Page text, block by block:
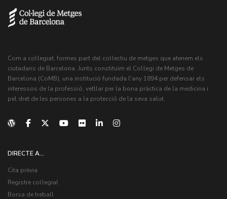
Com a col·legiat, formes part del col·lectiu de metges que atenem els
ciutadans de Barcelona. Junts constituïm el Col·legi de Metges de
Barcelona (CoMB), una institució fundada l'any 1894 per defensar els
interessos de la professió, vetllar per la bona pràctica de la medicina i
pel dret de les persones a la protecció de la seva salut.
DIRECTE A...
Cita prèvia
Registre col·legial
Borsa de treball